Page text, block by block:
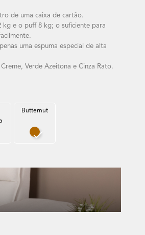
de uma caixa de cartão.
kg e o puff 8 kg; o suficiente para
uma espuma especial de alta
Verde Azeitona e Cinza Rato.
Azeitona
Butternut
Butternut